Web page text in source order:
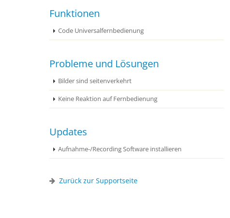
Funktionen
Code Universalfernbedienung
Probleme und Lösungen
Bilder sind seitenverkehrt
Keine Reaktion auf Fernbedienung
Updates
Aufnahme-/Recording Software installieren
Zurück zur Supportseite